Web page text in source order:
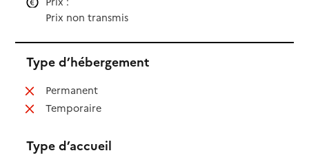
Prix non transmis
Type d’hébergement
Permanent: non disponible
Temporaire: non disponible
Type d’accueil